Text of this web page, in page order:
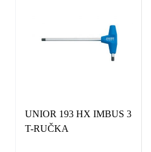
UNIOR 193 HX IMBUS 3
T-RUČKA